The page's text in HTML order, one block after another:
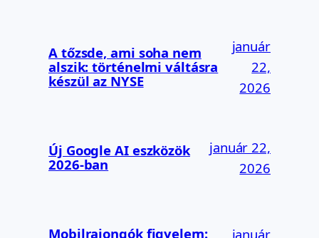
A tőzsde, ami soha nem
alszik: történelmi váltásra
készül az NYSE
január
22,
2026
Új Google AI eszközök
2026-ban
január 22,
2026
Mobilrajongók figyelem: január